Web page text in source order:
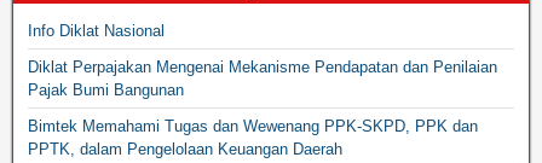
Info Diklat Nasional
Diklat Perpajakan Mengenai Mekanisme Pendapatan dan Penilaian
Pajak Bumi Bangunan
Bimtek Memahami Tugas dan Wewenang PPK-SKPD, PPK dan
PPTK, dalam Pengelolaan Keuangan Daerah